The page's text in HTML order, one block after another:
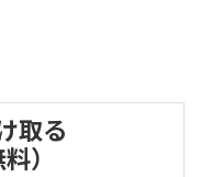
取る
）